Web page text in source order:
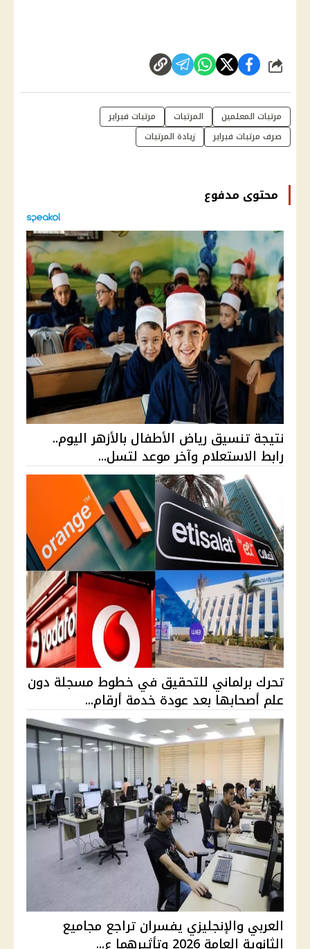
شارك
مرتبات المعلمين المرتبات
مرتبات فبراير
صرف مرتبات فبراير
زيادة المرتبات
محتوى مدفوع
نتيجة تنسيق رياض الأطفال بالأزهر اليوم..
رابط الاستعلام وآخر موعد لتسل...
تحرك برلماني للتحقيق في خطوط مسجلة دون
علم أصحابها بعد عودة خدمة أرقام...
العربي والإنجليزي يفسران تراجع مجاميع
الثانوية العامة 2026 وتأثيرهما ع...